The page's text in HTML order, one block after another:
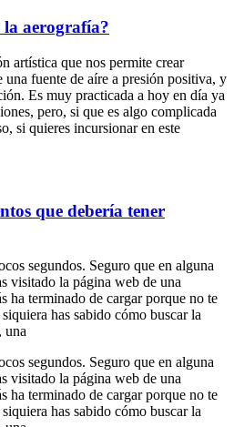
aerografía?
artística que nos permite crear
una fuente de aíre a presión positiva, y
Es muy practicada a hoy en día ya
pero, si que es algo complicada
si quieres incursionar en este
que debería tener
segundos. Seguro que en alguna
visitado la página web de una
ha terminado de cargar porque no te
has sabido cómo buscar la
una
segundos. Seguro que en alguna
visitado la página web de una
ha terminado de cargar porque no te
has sabido cómo buscar la